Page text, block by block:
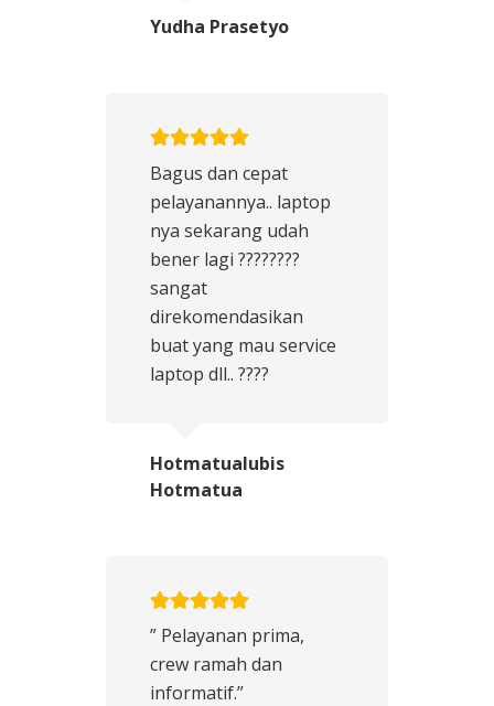
Yudha Prasetyo
Bagus dan cepat
pelayanannya.. laptop
nya sekarang udah
bener lagi ????????
sangat
direkomendasikan
buat yang mau service
laptop dll.. ????
Hotmatualubis
Hotmatua
” Pelayanan prima,
crew ramah dan
informatif.”